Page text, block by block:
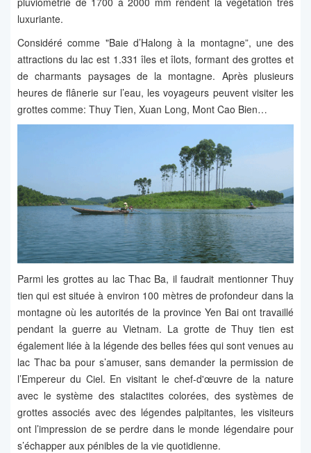
luxuriante.
Considéré comme "Baie d’Halong à la montagne”, une des
attractions du lac est 1.331 îles et îlots, formant des grottes et
de charmants paysages de la montagne. Après plusieurs
heures de flânerie sur l’eau, les voyageurs peuvent visiter les
grottes comme: Thuy Tien, Xuan Long, Mont Cao Bien…
Parmi les grottes au lac Thac Ba, il faudrait mentionner Thuy
tien qui est située à environ 100 mètres de profondeur dans la
montagne où les autorités de la province Yen Bai ont travaillé
pendant la guerre au Vietnam. La grotte de Thuy tien est
également liée à la légende des belles fées qui sont venues au
lac Thac ba pour s’amuser, sans demander la permission de
l’Empereur du Ciel. En visitant le chef-d'œuvre de la nature
avec le système des stalactites colorées, des systèmes de
grottes associés avec des légendes palpitantes, les visiteurs
ont l’impression de se perdre dans le monde légendaire pour
s’échapper aux pénibles de la vie quotidienne.